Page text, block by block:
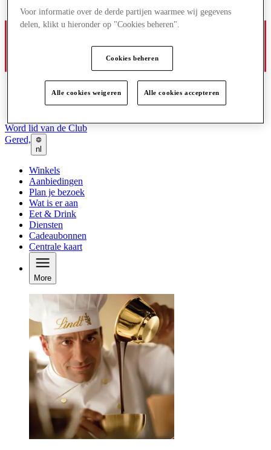
Word lid van de Club
Gered,
nl
Winkels
Aanbiedingen
Plan je bezoek
Wat is er aan
Eet & Drink
Diensten
Cadeaubonnen
Centrale kaart
More
Voor informatie over de derde partijen waarmee wij gegevens
delen, klikt u hieronder op "Cookies beheren".
Cookies beheren
Alle cookies weigeren Alle cookies accepteren